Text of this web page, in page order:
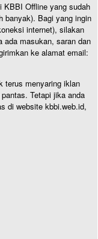
KBBI Offline yang sudah
banyak). Bagi yang ingin
internet), silakan
ada masukan, saran dan
ke alamat email:
terus menyaring iklan
Tetapi jika anda
di website kbbi.web.id,